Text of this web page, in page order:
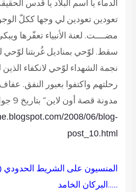
الدماء يا اسم البلاد يا قُدس
تعودين تعودين لي وجها ككلّ
مضــــت. لعنة الأنبياء تعفّرها
سقط. لوّحي بمناديل غُربتنا لوّحي
نجمة الشهداء لوّحي لانكفاء الذين
رحلتهم واكتفوا بعبور النفق.
مدونة قصة أون لاين” بتاريخ 9 جوان 2008) الرابط:
2008/06/blog-
post_10.html
المنسيون على الشريط الحدودي
…..البركان الخامد